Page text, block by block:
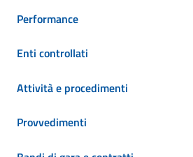
Performance
Enti controllati
Attività e procedimenti
Provvedimenti